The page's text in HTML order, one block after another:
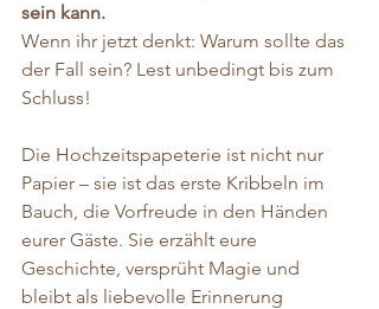
sein kann.
Wenn ihr jetzt denkt: Warum sollte das
der Fall sein? Lest unbedingt bis zum
Schluss!
Die Hochzeitspapeterie ist nicht nur
Papier – sie ist das erste Kribbeln im
Bauch, die Vorfreude in den Händen
eurer Gäste. Sie erzählt eure
Geschichte, versprüht Magie und
bleibt als liebevolle Erinnerung